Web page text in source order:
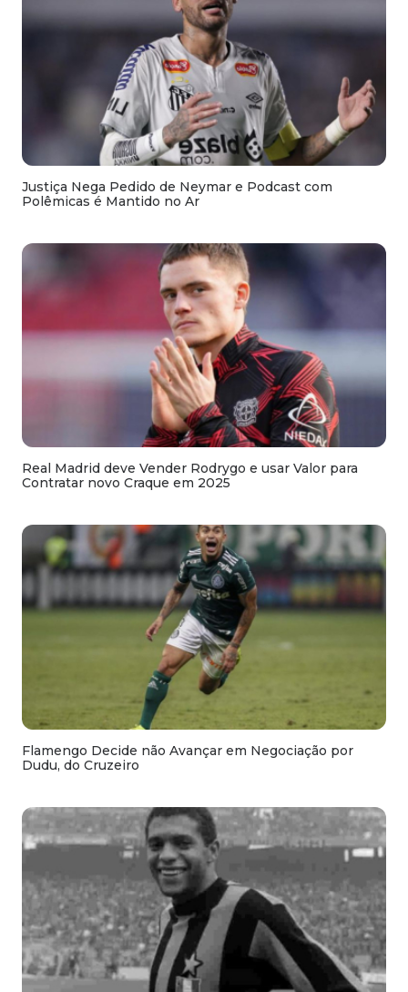
Justiça Nega Pedido de Neymar e Podcast com
Polêmicas é Mantido no Ar
Real Madrid deve Vender Rodrygo e usar Valor para
Contratar novo Craque em 2025
Flamengo Decide não Avançar em Negociação por
Dudu, do Cruzeiro